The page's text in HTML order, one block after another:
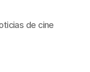
de cine